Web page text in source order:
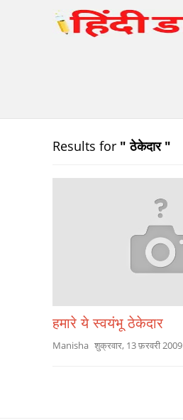
Results for " ठेकेदार "
हमारे ये स्वयंभू ठेकेदार
Manisha शुक्रवार, 13 फ़रवरी 2009